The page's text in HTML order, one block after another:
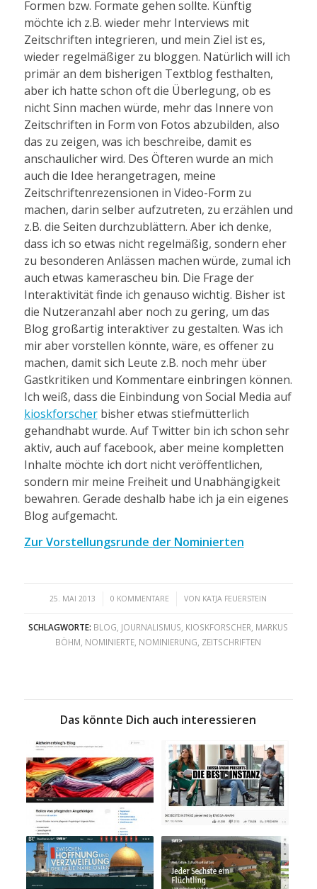
Formen bzw. Formate gehen sollte. Künftig
möchte ich z.B. wieder mehr Interviews mit
Zeitschriften integrieren, und mein Ziel ist es,
wieder regelmäßiger zu bloggen. Natürlich will ich
primär an dem bisherigen Textblog festhalten,
aber ich hatte schon oft die Überlegung, ob es
nicht Sinn machen würde, mehr das Innere von
Zeitschriften in Form von Fotos abzubilden, also
das zu zeigen, was ich beschreibe, damit es
anschaulicher wird. Des Öfteren wurde an mich
auch die Idee herangetragen, meine
Zeitschriftenrezensionen in Video-Form zu
machen, darin selber aufzutreten, zu erzählen und
z.B. die Seiten durchzublättern. Aber ich denke,
dass ich so etwas nicht regelmäßig, sondern eher
zu besonderen Anlässen machen würde, zumal ich
auch etwas kamerascheu bin. Die Frage der
Interaktivität finde ich genauso wichtig. Bisher ist
die Nutzeranzahl aber noch zu gering, um das
Blog großartig interaktiver zu gestalten. Was ich
mir aber vorstellen könnte, wäre, es offener zu
machen, damit sich Leute z.B. noch mehr über
Gastkritiken und Kommentare einbringen können.
Ich weiß, dass die Einbindung von Social Media auf
kioskforscherbisher etwas stiefmütterlich
gehandhabt wurde. Auf Twitter bin ich schon sehr
aktiv, auch auf facebook, aber meine kompletten
Inhalte möchte ich dort nicht veröffentlichen,
sondern mir meine Freiheit und Unabhängigkeit
bewahren. Gerade deshalb habe ich ja ein eigenes
Blog aufgemacht.
Zur Vorstellungsrunde der Nominierten
25. MAI 2013
/ 0 KOMMENTARE
/ VON KATJA FEUERSTEIN
SCHLAGWORTE: BLOG JOURNALISMUS KIOSKFORSCHER MARKUS
BÖHM NOMINIERTE NOMINIERUNG ZEITSCHRIFTEN
Das könnte Dich auch interessieren